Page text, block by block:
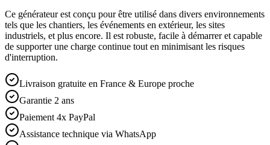
Ce générateur est conçu pour être utilisé dans divers environnements
tels que les chantiers, les événements en extérieur, les sites
industriels, et plus encore. Il est robuste, facile à démarrer et capable
de supporter une charge continue tout en minimisant les risques
d'interruption.
Livraison gratuite en France & Europe proche
Garantie 2 ans
Paiement 4x PayPal
Assistance technique via WhatsApp